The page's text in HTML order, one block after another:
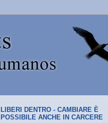
LIBERI DENTRO - CAMBIARE È
POSSIBILE ANCHE IN CARCERE